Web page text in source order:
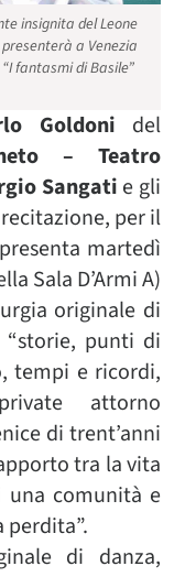
insignita del Leone
a Venezia
fantasmi di Basile”
Goldoni del
– Teatro
Sangati e gli
per il
presenta martedì
Sala D’Armi A)
originale di
“storie, punti di
tempi e ricordi,
attorno
di trent’anni
tra la vita
una comunità e
perdita”.
di danza,